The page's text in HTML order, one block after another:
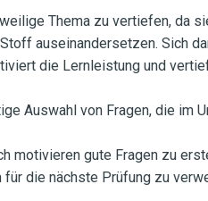
Thema zu vertiefen, da
auseinandersetzen. Sich
die Lernleistung und
Auswahl von Fragen, die im
motivieren gute Fragen zu
die nächste Prüfung zu